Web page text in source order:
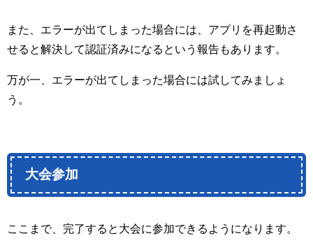
また、エラーが出てしまった場合には、アプリを再起動さ
せると解決して認証済みになるという報告もあります。
万が一、エラーが出てしまった場合には試してみましょ
う。
大会参加
ここまで、完了すると大会に参加できるようになります。